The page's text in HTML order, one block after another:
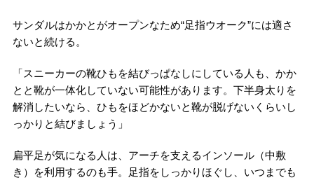
サンダルはかかとがオープンなため“足指ウオーク”には適さ
ないと続ける。
「スニーカーの靴ひもを結びっぱなしにしている人も、かか
とと靴が一体化していない可能性があります。下半身太りを
解消したいなら、ひもをほどかないと靴が脱げないくらいし
っかりと結びましょう」
扁平足が気になる人は、アーチを支えるインソール（中敷
き）を利用するのも手。足指をしっかりほぐし、いつまでも